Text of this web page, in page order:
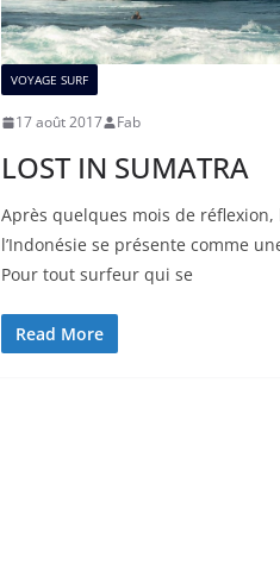
VOYAGE SURF
17 août 2017 Fab
LOST IN SUMATRA
Après quelques mois de réflexion,
l’Indonésie se présente comme
Pour tout surfeur qui se
Read More